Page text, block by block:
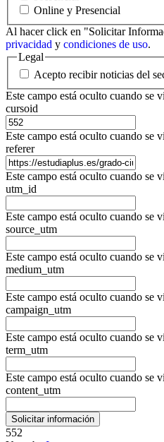
Online y Presencial
Al hacer click en "Solicitar
privacidad y condiciones de uso.
Legal
Acepto recibir noticias del
Este campo está oculto cuando se
cursoid
Este campo está oculto cuando se
referer
Este campo está oculto cuando se
utm_id
Este campo está oculto cuando se
source_utm
Este campo está oculto cuando se
medium_utm
Este campo está oculto cuando se
campaign_utm
Este campo está oculto cuando se
term_utm
Este campo está oculto cuando se
content_utm
552